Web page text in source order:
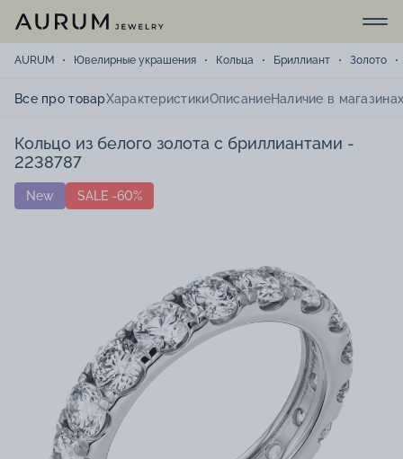
AURUM Ювелирные украшения Кольца Бриллиант Золото
Все про товарХарактеристикиОписаниеНаличие в
Кольцо из белого золота с бриллиантами -
2238787
New SALE -60%